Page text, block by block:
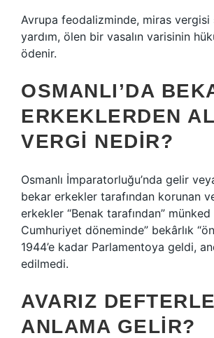
Avrupa feodalizminde, miras vergisi
yardım, ölen bir vasalın varisinin
ödenir.
OSMANLI’DA
ERKEKLERDEN
VERGI NEDIR?
Osmanlı İmparatorluğu’nda gelir
bekar erkekler tarafından korunan
erkekler “Benak tarafından” münked
Cumhuriyet döneminde” bekârlık
1944’e kadar Parlamentoya geldi,
edilmedi.
AVARIZ
ANLAMA GELIR?